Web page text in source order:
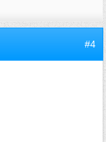
#4